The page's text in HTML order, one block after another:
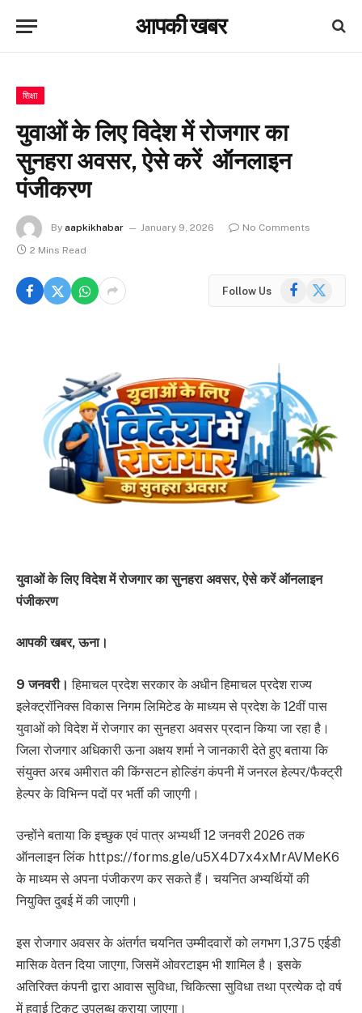
आपकी खबर
शिक्षा
युवाओं के लिए विदेश में रोजगार का
सुनहरा अवसर, ऐसे करें ऑनलाइन
पंजीकरण
By aapkikhabar January 9, 2026
No Comments
2 Mins Read
Follow Us Facebook
X
युवाओं के लिए विदेश में रोजगार का सुनहरा अवसर, ऐसे करें ऑनलाइन
पंजीकरण
आपकी खबर, ऊना।
9 जनवरी। हिमाचल प्रदेश सरकार के अधीन हिमाचल प्रदेश राज्य
इलेक्ट्रॉनिक्स विकास निगम लिमिटेड के माध्यम से प्रदेश के 12वीं पास
युवाओं को विदेश में रोजगार का सुनहरा अवसर प्रदान किया जा रहा है।
जिला रोजगार अधिकारी ऊना अक्षय शर्मा ने जानकारी देते हुए बताया कि
संयुक्त अरब अमीरात की किंग्सटन होल्डिंग कंपनी में जनरल हेल्पर/फैक्ट्री
हेल्पर के विभिन्न पदों पर भर्ती की जाएगी।
उन्होंने बताया कि इच्छुक एवं पात्र अभ्यर्थी 12 जनवरी 2026 तक
ऑनलाइन लिंक https://forms.gle/u5X4D7x4xMrAVMeK6
के माध्यम से अपना पंजीकरण कर सकते हैं। चयनित अभ्यर्थियों की
नियुक्ति दुबई में की जाएगी।
इस रोजगार अवसर के अंतर्गत चयनित उम्मीदवारों को लगभग 1,375 एईडी
मासिक वेतन दिया जाएगा, जिसमें ओवरटाइम भी शामिल है। इसके
अतिरिक्त कंपनी द्वारा आवास सुविधा, चिकित्सा सुविधा तथा प्रत्येक दो वर्ष
में हवाई टिकट उपलब्ध कराया जाएगा।